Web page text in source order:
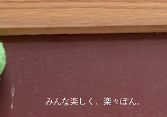
みんな楽しく、楽々ぽん。